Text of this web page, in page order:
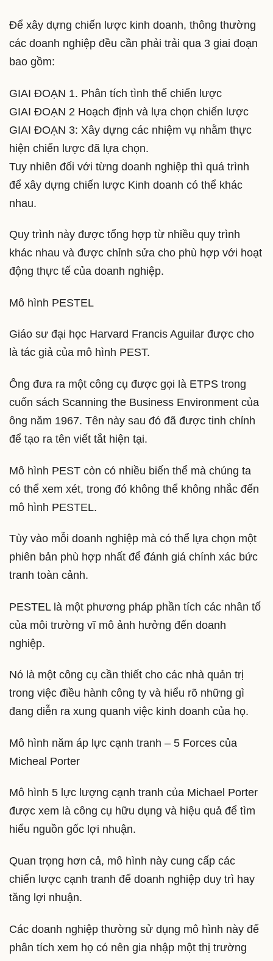
Để xây dựng chiến lược kinh doanh, thông thường
các doanh nghiệp đều cần phải trải qua 3 giai đoạn
bao gồm:
GIAI ĐOẠN 1. Phân tích tình thế chiến lược
GIAI ĐOẠN 2 Hoạch định và lựa chọn chiến lược
GIAI ĐOẠN 3: Xây dựng các nhiệm vụ nhằm thực
hiện chiến lược đã lựa chọn.
Tuy nhiên đối với từng doanh nghiệp thì quá trình
để xây dựng chiến lược Kinh doanh có thể khác
nhau.
Quy trình này được tổng hợp từ nhiều quy trình
khác nhau và được chỉnh sửa cho phù hợp với hoạt
động thực tế của doanh nghiệp.
Mô hình PESTEL
Giáo sư đại học Harvard Francis Aguilar được cho
là tác giả của mô hình PEST.
Ông đưa ra một công cụ được gọi là ETPS trong
cuốn sách Scanning the Business Environment của
ông năm 1967. Tên này sau đó đã được tinh chỉnh
để tạo ra tên viết tắt hiện tại.
Mô hình PEST còn có nhiều biến thể mà chúng ta
có thể xem xét, trong đó không thể không nhắc đến
mô hình PESTEL.
Tùy vào mỗi doanh nghiệp mà có thể lựa chọn một
phiên bản phù hợp nhất để đánh giá chính xác bức
tranh toàn cảnh.
PESTEL là một phương pháp phần tích các nhân tố
của môi trường vĩ mô ảnh hưởng đến doanh
nghiệp.
Nó là một công cụ cần thiết cho các nhà quản trị
trong việc điều hành công ty và hiểu rõ những gì
đang diễn ra xung quanh việc kinh doanh của họ.
Mô hình năm áp lực cạnh tranh – 5 Forces của
Micheal Porter
Mô hình 5 lực lượng cạnh tranh của Michael Porter
được xem là công cụ hữu dụng và hiệu quả để tìm
hiểu nguồn gốc lợi nhuận.
Quan trọng hơn cả, mô hình này cung cấp các
chiến lược cạnh tranh để doanh nghiệp duy trì hay
tăng lợi nhuận.
Các doanh nghiệp thường sử dụng mô hình này để
phân tích xem họ có nên gia nhập một thị trường